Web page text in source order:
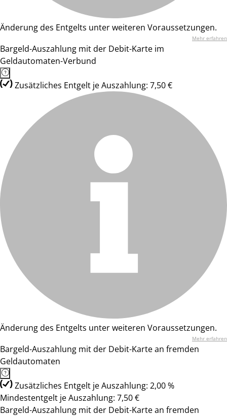
Änderung des Entgelts unter weiteren Voraussetzungen.
Mehr erfahren
Bargeld-Auszahlung mit der Debit-Karte im
Geldautomaten-Verbund
Zusätzliches Entgelt je Auszahlung: 7,50 €
Änderung des Entgelts unter weiteren Voraussetzungen.
Mehr erfahren
Bargeld-Auszahlung mit der Debit-Karte an fremden
Geldautomaten
Zusätzliches Entgelt je Auszahlung: 2,00 %
Mindestentgelt je Auszahlung: 7,50 €
Bargeld-Auszahlung mit der Debit-Karte an fremden